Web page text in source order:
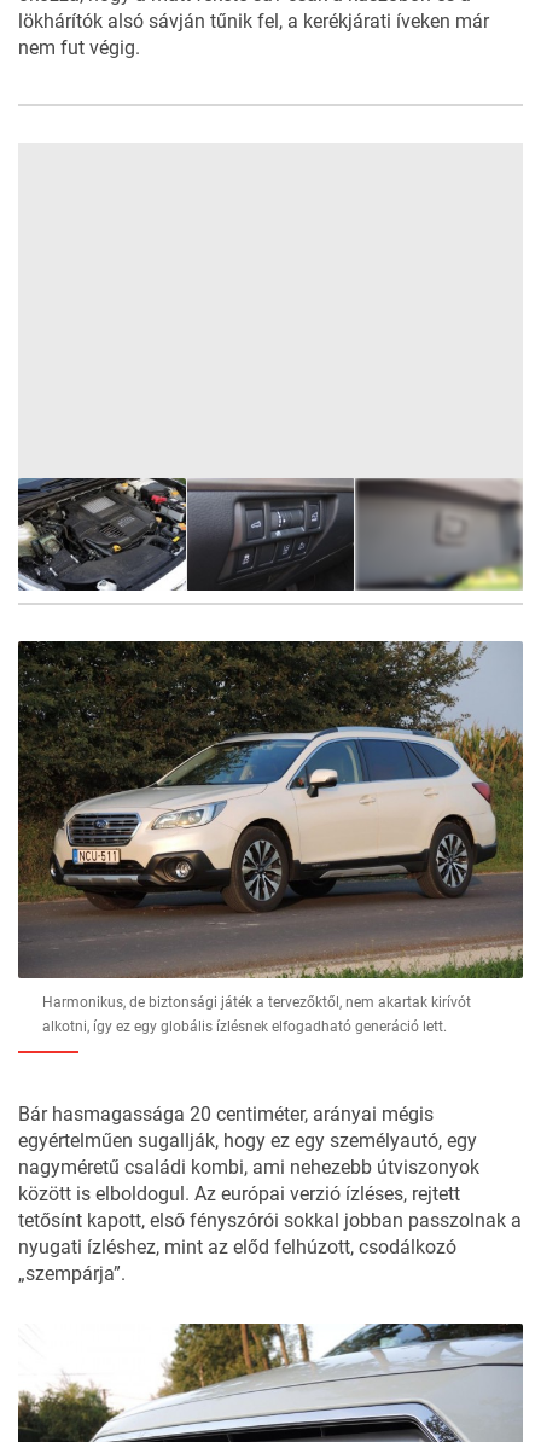
lökhárítók alsó sávján tűnik fel, a kerékjárati íveken már
nem fut végig.
Harmonikus, de biztonsági játék a tervezőktől, nem akartak kirívót
alkotni, így ez egy globális ízlésnek elfogadható generáció lett.
Bár hasmagassága 20 centiméter, arányai mégis
egyértelműen sugallják, hogy ez egy személyautó, egy
nagyméretű családi kombi, ami nehezebb útviszonyok
között is elboldogul. Az európai verzió ízléses, rejtett
tetősínt kapott, első fényszórói sokkal jobban passzolnak a
nyugati ízléshez, mint az előd felhúzott, csodálkozó
„szempárja”.